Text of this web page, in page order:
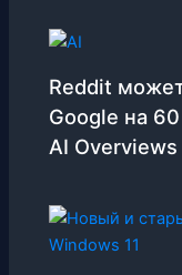
Reddit
Google на
AI Overviews